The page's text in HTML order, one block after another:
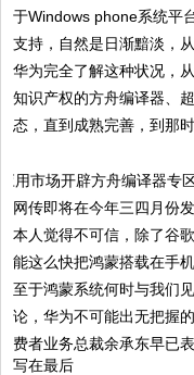
于Windows phone系统平
支持，自然是日渐黯淡，
华为完全了解这种状况，
知识产权的方舟编译器、
态，直到成熟完善，到那
网传即将在今年三四月份
本人觉得不可信，除了谷
能这么快把鸿蒙搭载在手机
至于鸿蒙系统何时与我们
论，华为不可能出无把握
费者业务总裁余承东早已表
写在最后